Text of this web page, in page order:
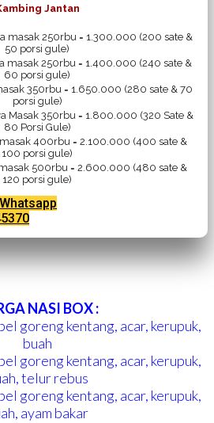
Jantan
masak 250rbu = 1.300.000 (200 sate &
50 porsi gule)
masak 250rbu = 1.400.000 (240 sate &
60 porsi gule)
350rbu = 1.650.000 (280 sate & 70
porsi gule)
Masak 350rbu = 1.800.000 (320 Sate &
80 Porsi Gule)
masak 400rbu = 2.100.000 (400 sate &
100 porsi gule)
masak 500rbu = 2.600.000 (480 sate &
120 porsi gule)
NASI BOX :
goreng kentang, acar, kerupuk,
buah
goreng kentang, acar, kerupuk,
telur rebus
goreng kentang, acar, kerupuk,
ayam bakar